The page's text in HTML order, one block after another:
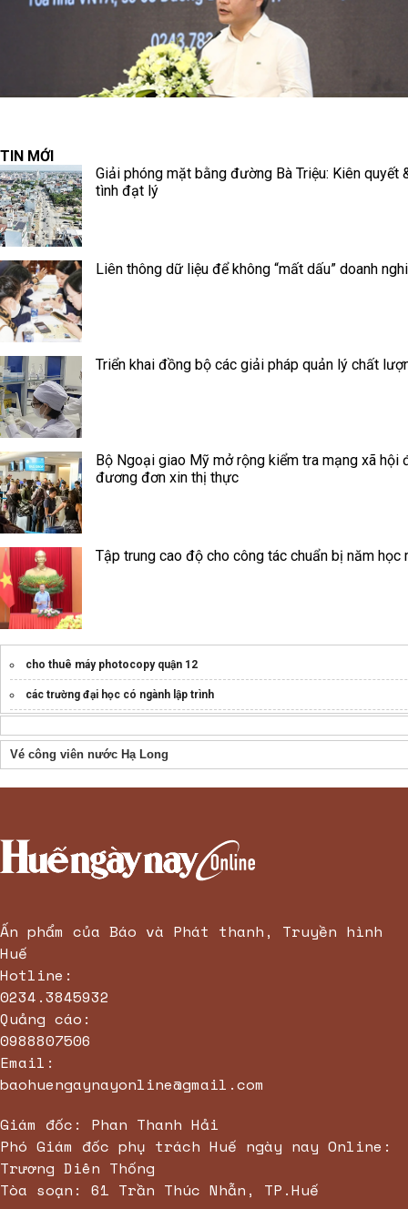
TIN MỚI
Giải phóng mặt bằng đường Bà Triệu: Kiên quyết
tình đạt lý
Liên thông dữ liệu để không “mất dấu” doanh
Triển khai đồng bộ các giải pháp quản lý chất
Bộ Ngoại giao Mỹ mở rộng kiểm tra mạng xã hội
đương đơn xin thị thực
Tập trung cao độ cho công tác chuẩn bị năm học
cho thuê máy photocopy quận 12
các trường đại học có ngành lập trình
hoadondientu viettel
Core Switch Cisco
Google Workspace
sim số đảo 2
Cácví dụ về chuyển đổi số
ha giang motorbike tour 4 days mrbiuhagiangloop.com
Vé công viên nước Hạ Long
Ấn phẩm của Báo và Phát thanh, Truyền hình
Huế
Hotline:
0234.3845932
Quảng cáo:
0988807506
Email:
baohuengaynayonline@gmail.com
Giám đốc: Phan Thanh Hải
Phó Giám đốc phụ trách Huế ngày nay Online:
Trương Diên Thống
Tòa soạn: 61 Trần Thúc Nhẫn, TP.Huế